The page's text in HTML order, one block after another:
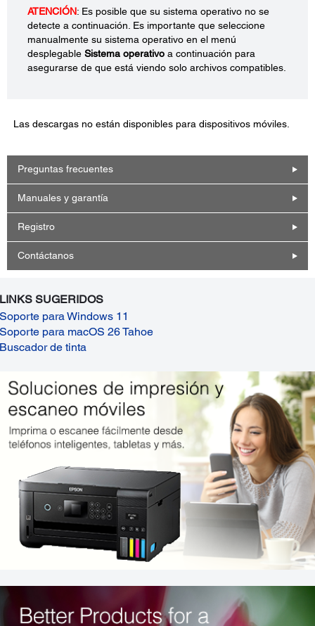
ATENCIÓN: Es posible que su sistema operativo no se
detecte a continuación. Es importante que seleccione
manualmente su sistema operativo en el menú
desplegable Sistema operativo a continuación para
asegurarse de que está viendo solo archivos compatibles.
Las descargas no están disponibles para dispositivos móviles.
Preguntas frecuentes
Manuales y garantía
Registro
Contáctanos
LINKS SUGERIDOS
Soporte para Windows 11
Soporte para macOS 26 Tahoe
Buscador de tinta